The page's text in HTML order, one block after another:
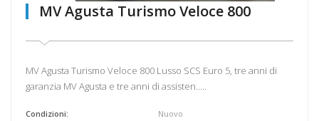
MV Agusta Turismo Veloce 800
MV Agusta Turismo Veloce 800 Lusso SCS Euro 5, tre anni di
garanzia MV Agusta e tre anni di assisten.....
Condizioni:
Nuovo